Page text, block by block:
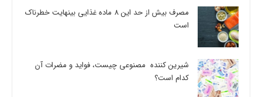
مصرف بیش از حد این 8 ماده غذایی بینهایت خطرناک
است
شیرین کننده مصنوعی چیست، فواید و مضرات آن
کدام است؟